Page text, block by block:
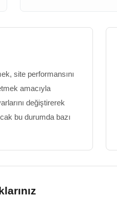
site performansını
amacıyla
değiştirerek
bu durumda bazı